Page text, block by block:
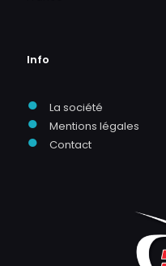
Info
● La société
● Mentions légales
● Contact